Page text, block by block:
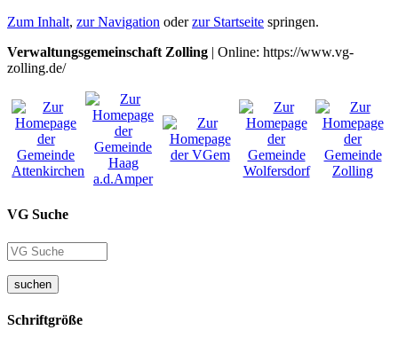
Zum Inhalt, zur Navigation oderzur Startseite springen.
Verwaltungsgemeinschaft Zolling | Online: https://www.vg-
zolling.de/
VG Suche
suchen
Schriftgröße